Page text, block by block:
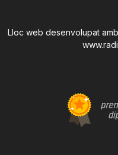
Lloc web desenvolupat